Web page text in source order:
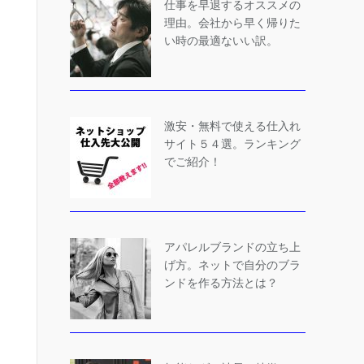
仕事を早退するオススメの
理由。会社から早く帰りた
い時の最適ないい訳。
激安・無料で使える仕入れ
サイト５４選。ランキング
でご紹介！
アパレルブランドの立ち上
げ方。ネットで自分のブラ
ンドを作る方法とは？